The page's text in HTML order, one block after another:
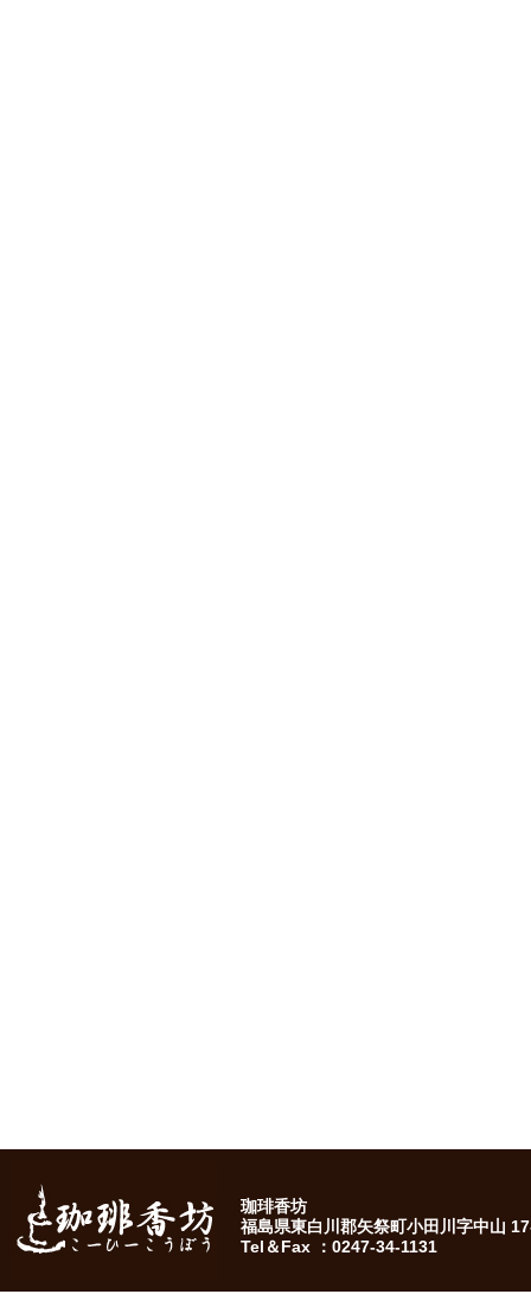
珈琲香坊
福島県東白川郡矢祭町小田川字中山
Tel＆Fax ：0247-34-1131